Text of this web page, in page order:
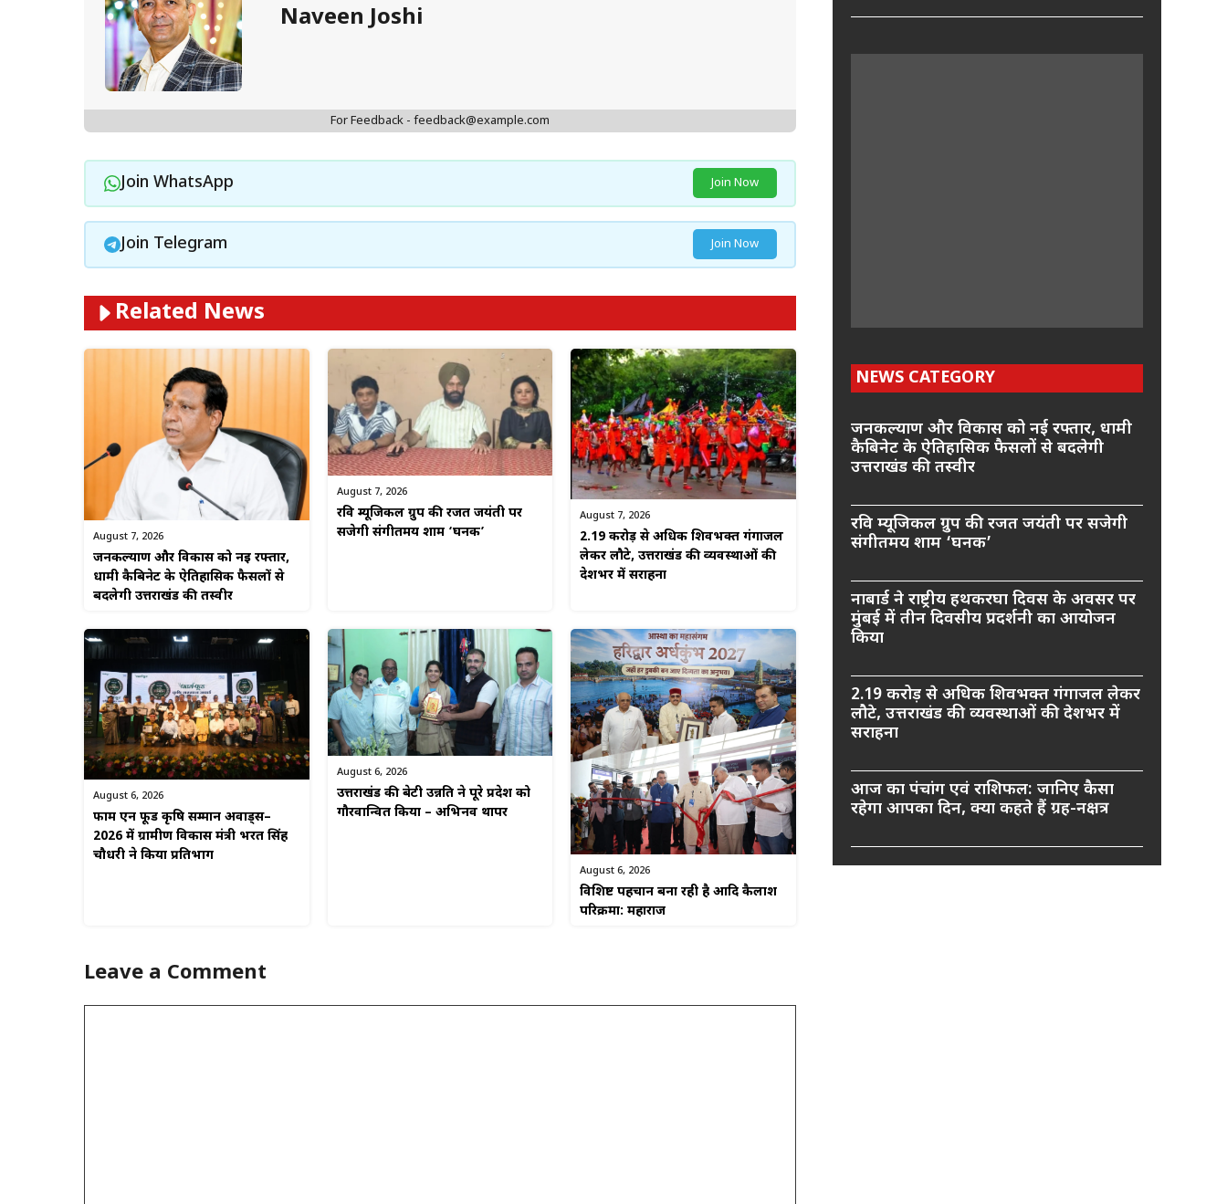
Naveen Joshi
For Feedback - feedback@example.com
Join WhatsApp Join Now
Join Telegram Join Now
Related News
August 7, 2026
जनकल्याण और विकास को नई रफ्तार,
धामी कैबिनेट के ऐतिहासिक फैसलों से
बदलेगी उत्तराखंड की तस्वीर
August 7, 2026
रवि म्यूजिकल ग्रुप की रजत जयंती पर
सजेगी संगीतमय शाम ‘घनक’
August 7, 2026
2.19 करोड़ से अधिक शिवभक्त गंगाजल
लेकर लौटे, उत्तराखंड की व्यवस्थाओं की
देशभर में सराहना
August 6, 2026
फार्म एन फूड कृषि सम्मान अवार्ड्स–
2026 में ग्रामीण विकास मंत्री भरत सिंह
चौधरी ने किया प्रतिभाग
August 6, 2026
उत्तराखंड की बेटी उन्नति ने पूरे प्रदेश को
गौरवान्वित किया – अभिनव थापर
August 6, 2026
विशिष्ट पहचान बना रही है आदि कैलाश
परिक्रमा: महाराज
Leave a Comment
NEWS CATEGORY
जनकल्याण और विकास को नई रफ्तार, धामी
कैबिनेट के ऐतिहासिक फैसलों से बदलेगी
उत्तराखंड की तस्वीर
रवि म्यूजिकल ग्रुप की रजत जयंती पर सजेगी
संगीतमय शाम ‘घनक’
नाबार्ड ने राष्ट्रीय हथकरघा दिवस के अवसर पर
मुंबई में तीन दिवसीय प्रदर्शनी का आयोजन
किया
2.19 करोड़ से अधिक शिवभक्त गंगाजल लेकर
लौटे, उत्तराखंड की व्यवस्थाओं की देशभर में
सराहना
आज का पंचांग एवं राशिफल: जानिए कैसा
रहेगा आपका दिन, क्या कहते हैं ग्रह-नक्षत्र